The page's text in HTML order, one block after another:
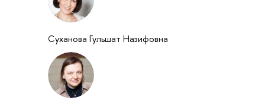
Суханова Гульшат Назифовна